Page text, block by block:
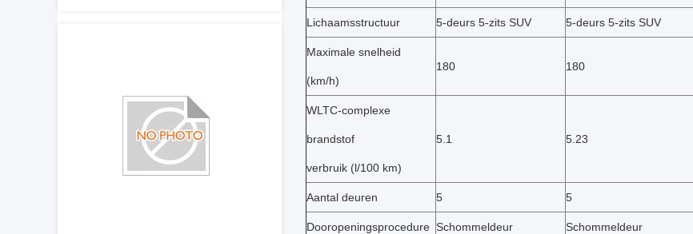
Lichaamsstructuur 5-deurs 5-zits SUV 5-deurs 5-zits SUV
Maximale snelheid
(km/h)
180 180
WLTC-complexe
brandstof
verbruik (l/100 km)
5.1 5.23
Aantal deuren 5 5
Dooropeningsprocedure Schommeldeur Schommeldeur